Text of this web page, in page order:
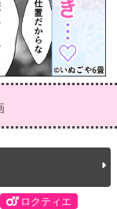
ロクティエ